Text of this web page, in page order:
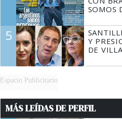
SOMOS
5
Y
DE
Espacio Publicitario
MÁS LEÍDAS DE PERFIL